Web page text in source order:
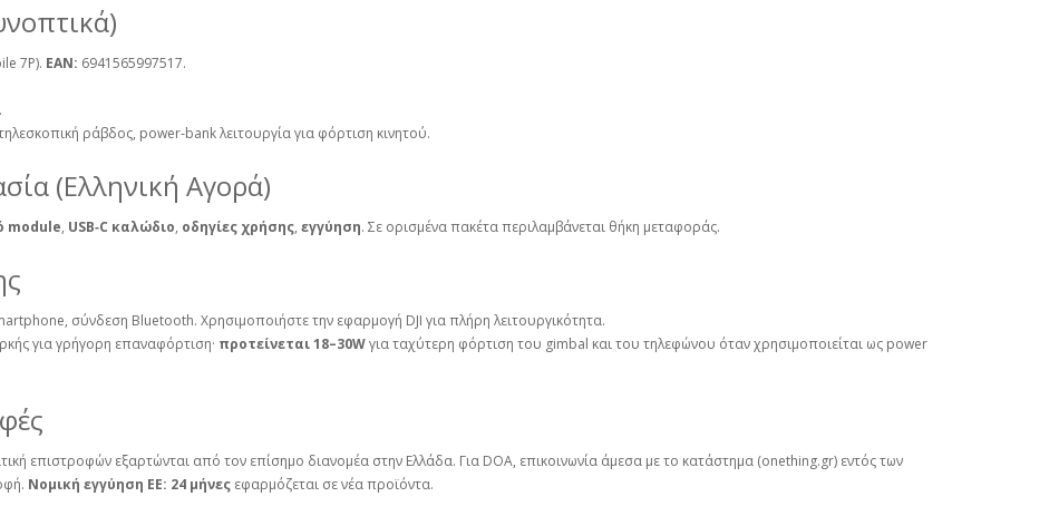
7P). EAN: 6941565997517.
ράβδος, power‑bank λειτουργία για φόρτιση κινητού.
(Ελληνική Αγορά)
module, USB‑C καλώδιο, οδηγίες χρήσης, εγγύηση. Σε ορισμένα πακέτα περιλαμβάνεται θήκη μεταφοράς.
σύνδεση Bluetooth. Χρησιμοποιήστε την εφαρμογή DJI για πλήρη λειτουργικότητα.
για γρήγορη επαναφόρτιση· προτείνεται 18–30Wγια ταχύτερη φόρτιση του gimbal και του τηλεφώνου όταν χρησιμοποιείται ως power
επιστροφών εξαρτώνται από τον επίσημο διανομέα στην Ελλάδα. Για DOA, επικοινωνία άμεσα με το κατάστημα (onething.gr) εντός των
Νομική εγγύηση ΕΕ: 24 μήνες εφαρμόζεται σε νέα προϊόντα.